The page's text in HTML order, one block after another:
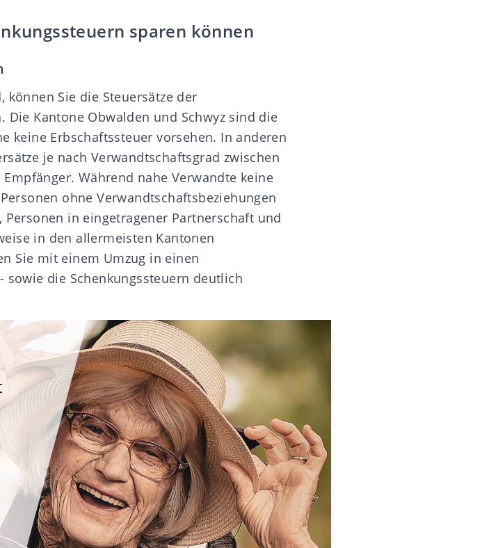
sparen können
können Sie die Steuersätze der
Die Kantone Obwalden und Schwyz sind die
keine Erbschaftssteuer vorsehen. In anderen
je nach Verwandtschaftsgrad zwischen
Während nahe Verwandte keine
ohne Verwandtschaftsbeziehungen
in eingetragener Partnerschaft und
in den allermeisten Kantonen
Sie mit einem Umzug in einen
die Schenkungssteuern deutlich